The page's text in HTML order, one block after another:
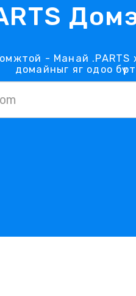
- Манай .PARTS
домайныг яг одоо